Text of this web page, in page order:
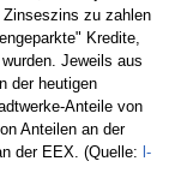
zu zahlen
Kredite,
Jeweils aus
der heutigen
Anteile von
Anteilen an der
der EEX. (Quelle: l-